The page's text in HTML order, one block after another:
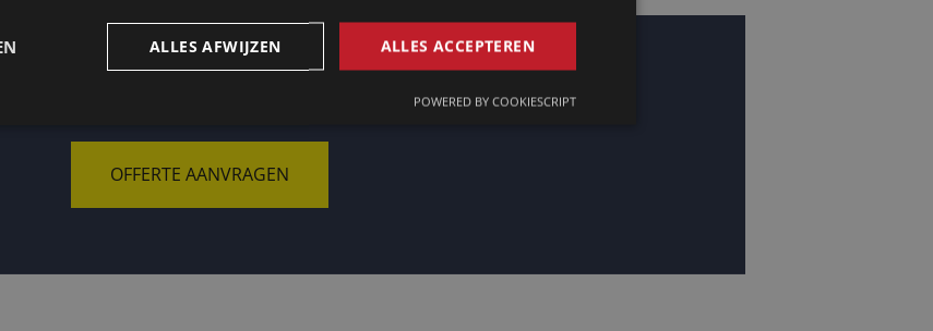
OFFERTE AANVRAGEN
FRENCH
ENGLISH
ALLES ACCEPTEREN
ALLES AFWIJZEN
POWERED BY COOKIESCRIPT